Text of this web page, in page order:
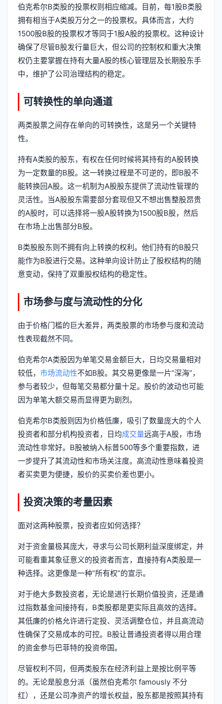
伯克希尔B类股的投票权则相应缩减。目前，每1股B类股
拥有相当于A类股万分之一的投票权。具体而言，大约
1500股B股的投票权才等同于1股A股的投票权。这种设计
确保了尽管B股发行量巨大，但公司的控制权和重大决策
权仍主要掌握在持有大量A股的核心管理层及长期股东手
中，维护了公司治理结构的稳定。
可转换性的单向通道
两类股票之间存在单向的可转换性，这是另一个关键特
性。
持有A类股的股东，有权在任何时候将其持有的A股转换
为一定数量的B股。这一转换过程是不可逆的，即B股不
能转换回A股。这一机制为A股股东提供了流动性管理的
灵活性。当A股股东需要部分套现但又不想出售整股昂贵
的A股时，可以选择将一股A股转换为1500股B股，然后
在市场上出售部分B股。
B类股股东则不拥有向上转换的权利。他们持有的B股只
能作为B股进行交易。这种单向设计防止了股权结构的随
意变动，保持了双重股权结构的稳定性。
市场参与度与流动性的分化
由于价格门槛的巨大差异，两类股票的市场参与度和流动
性表现截然不同。
伯克希尔A类股因为单笔交易金额巨大，日均交易量相对
较低， 市场流动性不如B股。其交易更像是一片“深海”，
参与者较少，但每笔交易都分量十足。股价的波动也可能
因为单笔大额交易而显得更为剧烈。
伯克希尔B类股则因为价格低廉，吸引了数量庞大的个人
投资者和部分机构投资者，日均成交量远高于A股，市场
流动性非常好。B股被纳入标普500等多个重要指数，进
一步提升了其流动性和市场关注度。高流动性意味着投资
者买卖更为便捷，股价的买卖价差也更小。
投资决策的考量因素
面对这两种股票，投资者应如何选择？
对于资金量极其庞大，寻求与公司长期利益深度绑定，并
可能看重其象征意义的投资者而言，直接持有A类股是一
种选择。这更像是一种“所有权”的宣示。
对于绝大多数投资者，无论是进行长期价值投资，还是通
过指数基金间接持有，B类股都是更实际且高效的选择。
其低廉的价格允许进行定投、灵活调整仓位，并且高流动
性确保了交易成本的可控。B股让普通投资者得以用合理
的资金参与巴菲特的投资帝国。
尽管权利不同，但两类股东在经济利益上是按比例平等
的。无论是股息分派（虽然伯克希尔 famously 不分
红），还是公司净资产的增长权益，股东都是按照其持有